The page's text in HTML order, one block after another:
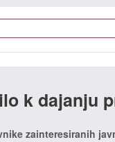
k dajanju
zainteresiranih